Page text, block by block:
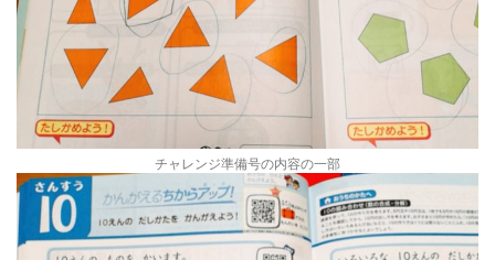
チャレンジ準備号の内容の一部